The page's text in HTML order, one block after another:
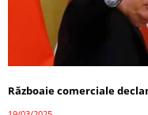
Războaie comerciale